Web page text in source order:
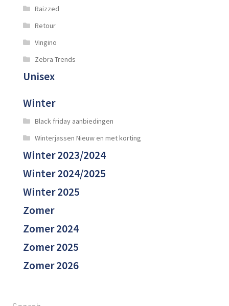
Raizzed
Retour
Vingino
Zebra Trends
Unisex
Winter
Black friday aanbiedingen
Winterjassen Nieuw en met korting
Winter 2023/2024
Winter 2024/2025
Winter 2025
Zomer
Zomer 2024
Zomer 2025
Zomer 2026